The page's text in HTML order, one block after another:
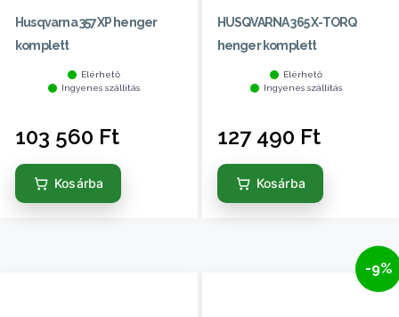
Husqvarna 357XP henger
komplett
Elérhető
Ingyenes szállítás
103 560 Ft
Kosárba
HUSQVARNA 365 X-TORQ
henger komplett
Elérhető
Ingyenes szállítás
127 490 Ft
Kosárba
-9%